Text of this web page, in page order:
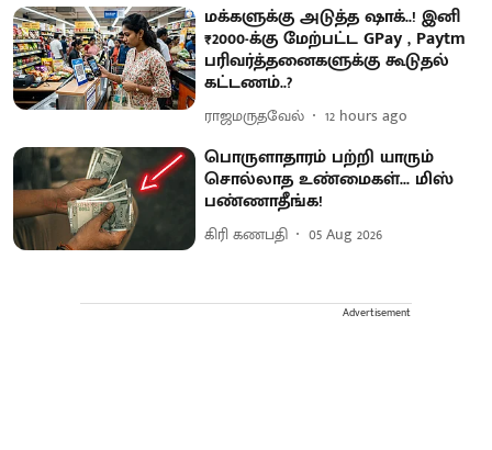
மக்களுக்கு அடுத்த ஷாக்..! இனி
₹2000-க்கு மேற்பட்ட GPay , Paytm
பரிவர்த்தனைகளுக்கு கூடுதல்
கட்டணம்..?
ராஜமருதவேல் 12 hours ago
பொருளாதாரம் பற்றி யாரும்
சொல்லாத உண்மைகள்... மிஸ்
பண்ணாதீங்க!
கிரி கணபதி 05 Aug 2026
Advertisement